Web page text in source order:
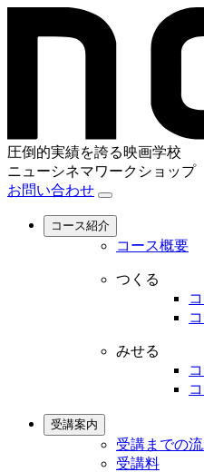
圧倒的実績を誇る映画学校
ニューシネマワークショップ
お問い合わせ
コース紹介
コース概要
つくる
みせる
受講案内
受講までの
受講料